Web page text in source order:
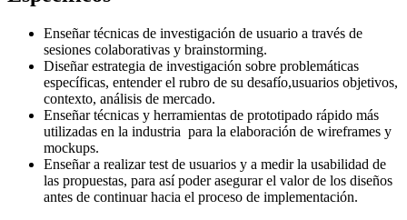
Enseñar técnicas de investigación de usuario a través de
sesiones colaborativas y brainstorming.
Diseñar estrategia de investigación sobre problemáticas
específicas, entender el rubro de su desafío,usuarios objetivos,
contexto, análisis de mercado.
Enseñar técnicas y herramientas de prototipado rápido más
utilizadas en la industria para la elaboración de wireframes y
mockups.
Enseñar a realizar test de usuarios y a medir la usabilidad de
las propuestas, para así poder asegurar el valor de los diseños
antes de continuar hacia el proceso de implementación.